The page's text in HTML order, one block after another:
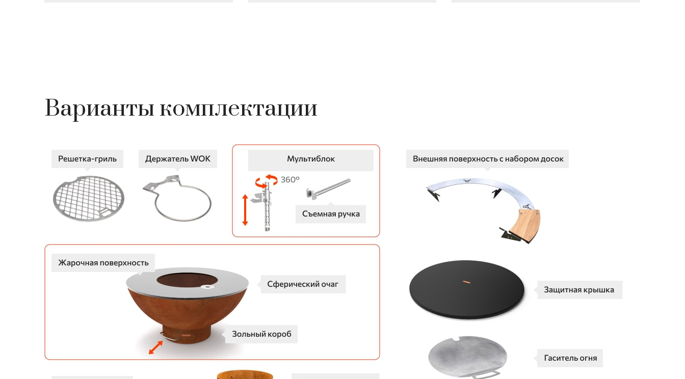
Варианты комплектации